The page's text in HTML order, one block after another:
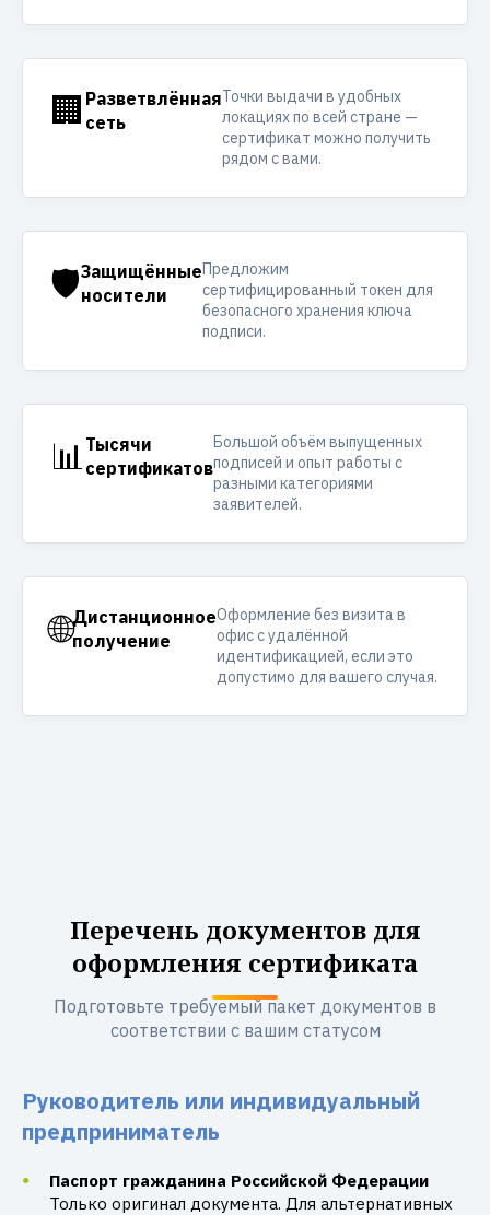
🏢 Разветвлённая
сеть
Точки выдачи в удобных
локациях по всей стране —
сертификат можно получить
рядом с вами.
🛡️Защищённые
носители
Предложим
сертифицированный токен для
безопасного хранения ключа
подписи.
📊 Тысячи
сертификатов
Большой объём выпущенных
подписей и опыт работы с
разными категориями
заявителей.
🌐Дистанционное
получение
Оформление без визита в
офис с удалённой
идентификацией, если это
допустимо для вашего случая.
Перечень документов для
оформления сертификата
Подготовьте требуемый пакет документов в
соответствии с вашим статусом
Руководитель или индивидуальный
предприниматель
Паспорт гражданина Российской Федерации
Только оригинал документа. Для альтернативных